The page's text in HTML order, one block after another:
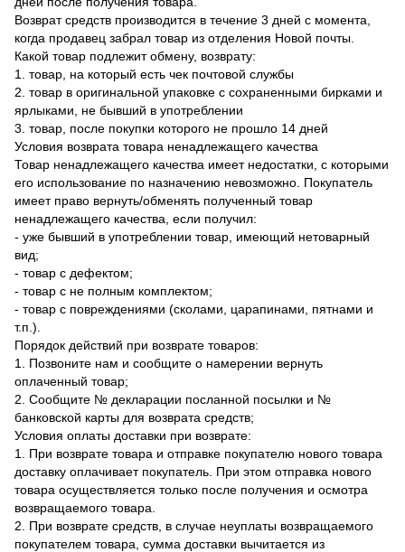
Возврат средств производится в течение 3 дней с момента,
когда продавец забрал товар из отделения Новой почты.
Какой товар подлежит обмену, возврату:
1. товар, на который есть чек почтовой службы
2. товар в оригинальной упаковке с сохраненными бирками и
ярлыками, не бывший в употреблении
3. товар, после покупки которого не прошло 14 дней
Условия возврата товара ненадлежащего качества
Товар ненадлежащего качества имеет недостатки, с которыми
его использование по назначению невозможно. Покупатель
имеет право вернуть/обменять полученный товар
ненадлежащего качества, если получил:
- уже бывший в употреблении товар, имеющий нетоварный
вид;
- товар с дефектом;
- товар с не полным комплектом;
- товар с повреждениями (сколами, царапинами, пятнами и
т.п.).
Порядок действий при возврате товаров:
1. Позвоните нам и сообщите о намерении вернуть
оплаченный товар;
2. Сообщите № декларации посланной посылки и №
банковской карты для возврата средств;
Условия оплаты доставки при возврате:
1. При возврате товара и отправке покупателю нового товара
доставку оплачивает покупатель. При этом отправка нового
товара осуществляется только после получения и осмотра
возвращаемого товара.
2. При возврате средств, в случае неуплаты возвращаемого
покупателем товара, сумма доставки вычитается из